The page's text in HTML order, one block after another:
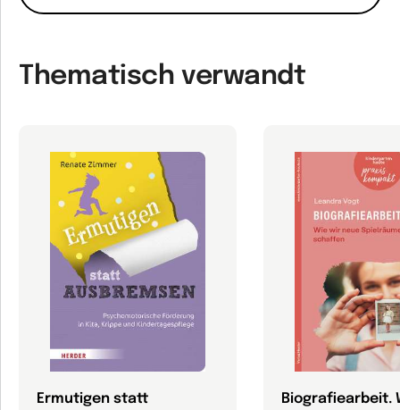
Thematisch verwandt
Ermutigen statt
Biografiearbeit.